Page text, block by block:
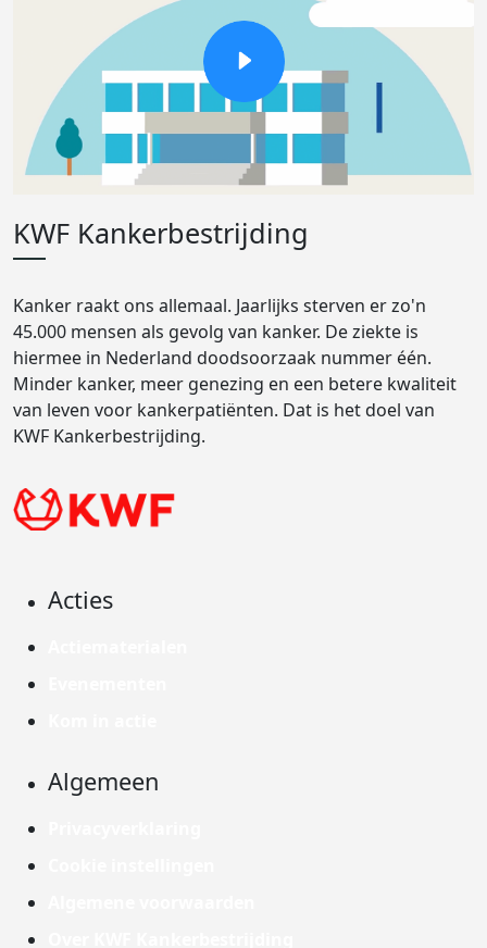
KWF Kankerbestrijding
Kanker raakt ons allemaal. Jaarlijks sterven er zo'n
45.000 mensen als gevolg van kanker. De ziekte is
hiermee in Nederland doodsoorzaak nummer één.
Minder kanker, meer genezing en een betere kwaliteit
van leven voor kankerpatiënten. Dat is het doel van
KWF Kankerbestrijding.
Acties
Algemeen